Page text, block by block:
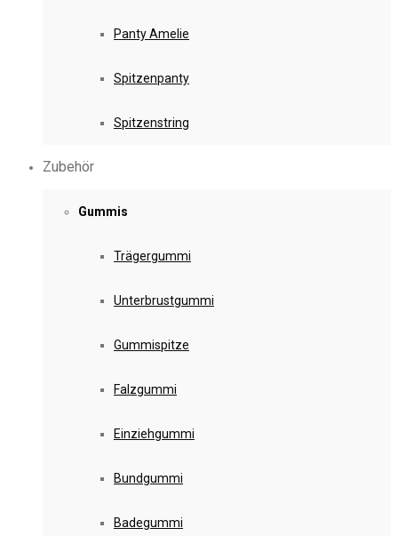
Panty Amelie
Spitzenpanty
Spitzenstring
Zubehör
Gummis
Trägergummi
Unterbrustgummi
Gummispitze
Falzgummi
Einziehgummi
Bundgummi
Badegummi